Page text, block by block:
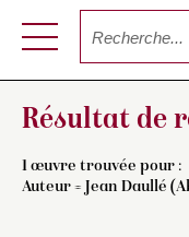
Résultat de
1 œuvre trouvée pour :
Auteur = Jean Daullé